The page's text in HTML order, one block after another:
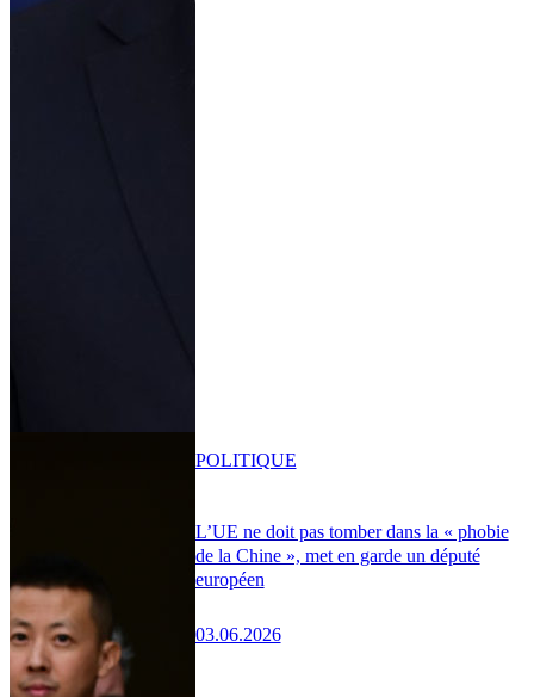
L’UE ne doit pas tomber dans la « phobie
de la Chine », met en garde un député
européen
03.06.2026
POLITIQUE